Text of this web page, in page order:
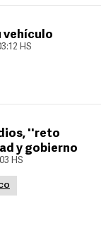
vehículo
HS
''reto
y gobierno
HS